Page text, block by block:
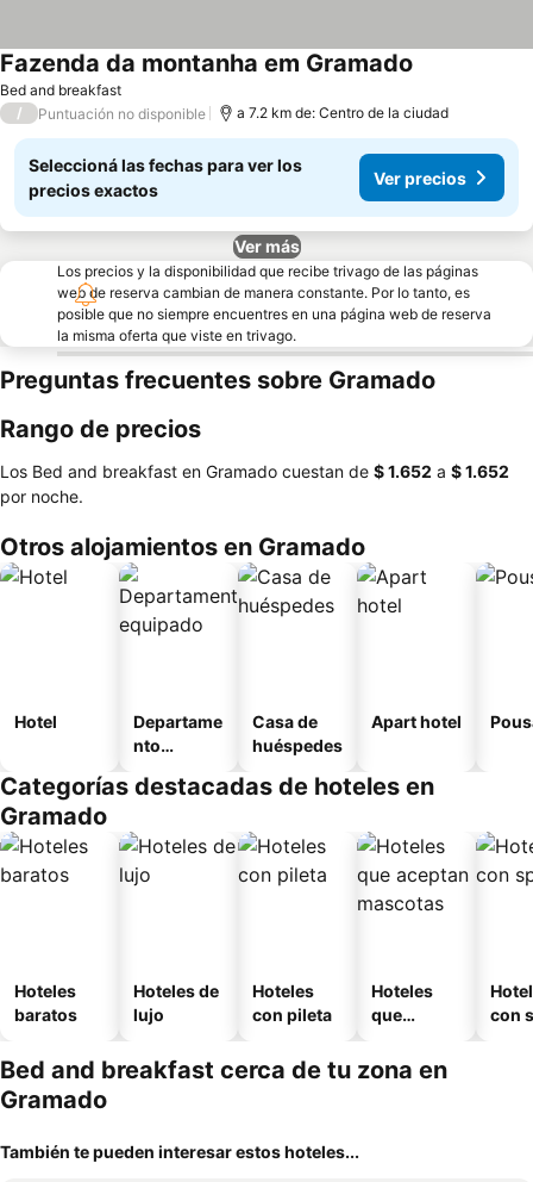
Bed and breakfast
Fazenda da montanha em Gramado
/ Puntuación no disponible a 7.2 km de: Centro de la ciudad
Seleccioná las fechas para ver los
precios exactos
Ver precios
Ver más
Los precios y la disponibilidad que recibe trivago de las páginas
web de reserva cambian de manera constante. Por lo tanto, es
posible que no siempre encuentres en una página web de reserva
la misma oferta que viste en trivago.
Preguntas frecuentes sobre Gramado
Rango de precios
Los Bed and breakfast en Gramado cuestan de ‎$ 1.652 a ‎$ 1.652
por noche.
Otros alojamientos en Gramado
Hotel
Departame
nto
Casa de
huéspedes
Apart hotel
Categorías destacadas de hoteles en
Gramado
Hoteles
baratos
Hoteles de
lujo
Hoteles
con pileta
Hoteles
que
mascotas
con
Bed and breakfast cerca de tu zona en
Gramado
También te pueden interesar estos hoteles...